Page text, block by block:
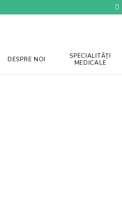
DESPRE NOI
SPECIALITĂȚI
MEDICALE